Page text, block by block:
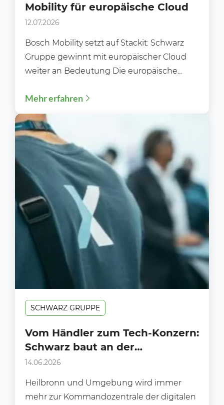
Mobility für europäische Cloud
12.07.2026
Bosch Mobility setzt auf Stackit: Schwarz
Gruppe gewinnt mit europäischer Cloud
weiter an Bedeutung Die europäische
nimmt weiter...
Mehr erfahren
SCHWARZ GRUPPE
Vom Händler zum Tech-Konzern:
Schwarz baut an der
Infrastruktur der Zukunft
14.06.2026
Heilbronn und Umgebung wird immer
mehr zur Kommandozentrale der digitalen